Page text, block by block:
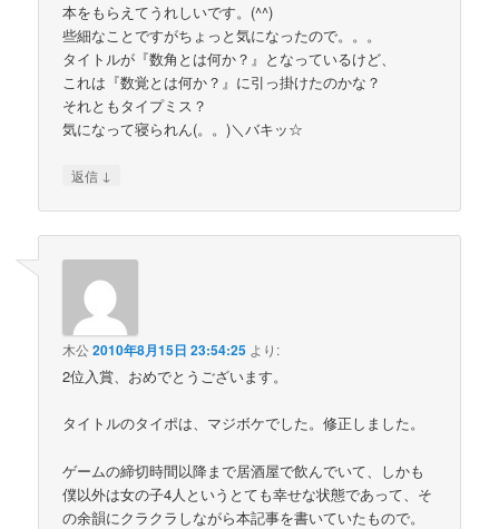
本をもらえてうれしいです。(^^)
些細なことですがちょっと気になったので。。。
タイトルが『数角とは何か？』となっているけど、
これは『数覚とは何か？』に引っ掛けたのかな？
それともタイプミス？
気になって寝られん(。。)＼バキッ☆
返信 ↓
木公2010年8月15日 23:54:25 より:
2位入賞、おめでとうございます。
タイトルのタイポは、マジボケでした。修正しました。
ゲームの締切時間以降まで居酒屋で飲んでいて、しかも
僕以外は女の子4人というとても幸せな状態であって、そ
の余韻にクラクラしながら本記事を書いていたもので。